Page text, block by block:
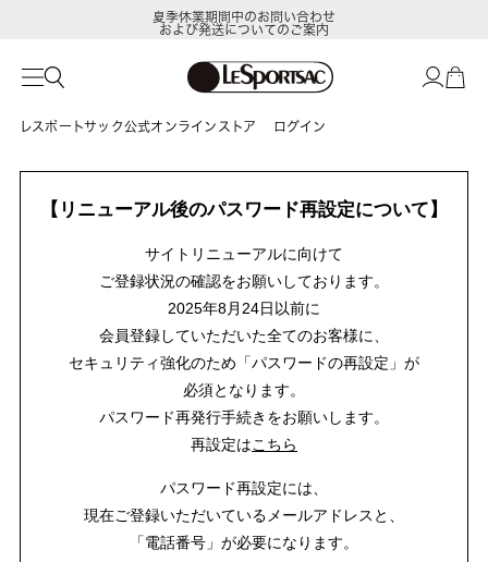
夏季休業期間中のお問い合わせ
および発送についてのご案内
レスポートサック公式オンラインストア ログイン
【リニューアル後のパスワード再設定について】
サイトリニューアルに向けて
ご登録状況の確認をお願いしております。
2025年8月24日以前に
会員登録していただいた全てのお客様に、
セキュリティ強化のため「パスワードの再設定」が
必須となります。
パスワード再発行手続きをお願いします。
再設定はこちら
パスワード再設定には、
現在ご登録いただいているメールアドレスと、
「電話番号」が必要になります。